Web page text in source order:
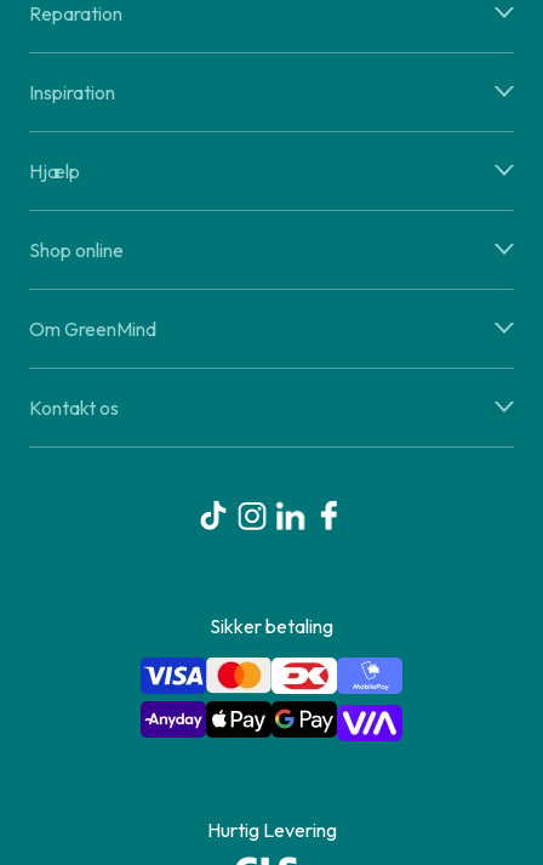
Reparation
Inspiration
Hjælp
Shop online
Om GreenMind
Kontakt os
Sikker betaling
Hurtig Levering